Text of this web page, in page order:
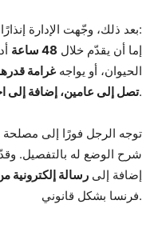
بعد ذلك، وجّهت الإدارة إنذارًا إلى تيري:
إما أن يقدّم خلال 48 ساعة
الحيوان، أو يواجه
تصل إلى عامين، إضافة إلى.
توجه الرجل فورًا إلى
شرح الوضع له بالتفصيل.
إضافة إلى رسالة إلكترونية
فرنسا بشكل قانوني.